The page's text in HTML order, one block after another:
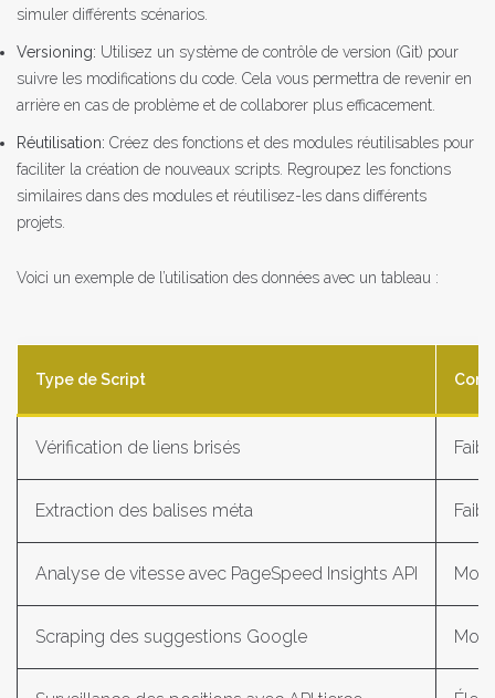
simuler différents scénarios.
Versioning: Utilisez un système de contrôle de version (Git) pour
suivre les modifications du code. Cela vous permettra de revenir en
arrière en cas de problème et de collaborer plus efficacement.
Réutilisation: Créez des fonctions et des modules réutilisables pour
faciliter la création de nouveaux scripts. Regroupez les fonctions
similaires dans des modules et réutilisez-les dans différents
projets.
Voici un exemple de l’utilisation des données avec un tableau :
Type de Script
Vérification de liens brisés
Extraction des balises méta
Analyse de vitesse avec PageSpeed Insights API
Scraping des suggestions Google